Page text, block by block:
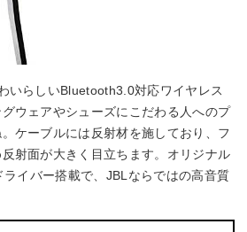
いらしいBluetooth3.0対応ワイヤレス
ウェアやシューズにこだわる人へのプ
ケーブルには反射材を施しており、フ
射面が大きく目立ちます。オリジナル
イバー搭載で、JBLならではの高音質